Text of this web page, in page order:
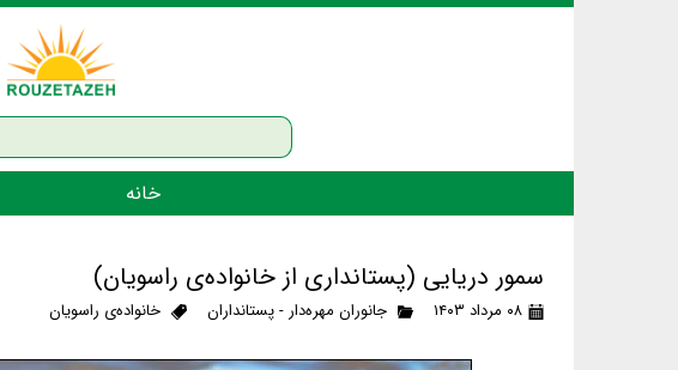
خانه
سمور دریایی (پستانداری از خانواده‌ی راسویان)
۰۸ مرداد ۱۴۰۳ جانوران مهره‌دار - پستانداران خانواده‌ی راسویان